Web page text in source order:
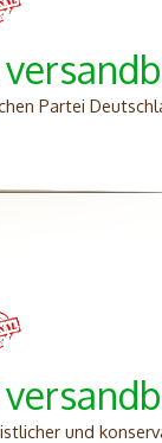
Partei
und